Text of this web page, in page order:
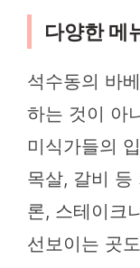
다양한 메
석수동의 바
하는 것이 아
미식가들의
목살, 갈비 등
론, 스테이크
선보이는 곳